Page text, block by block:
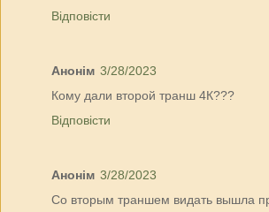
Відповісти
Анонім 3/28/2023
Кому дали второй транш 4К???
Відповісти
Анонім 3/28/2023
Со вторым траншем видать вышла